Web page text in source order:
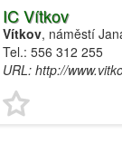
IC Vítkov
Vítkov, náměstí
Tel.: 556 312 255
URL: http://